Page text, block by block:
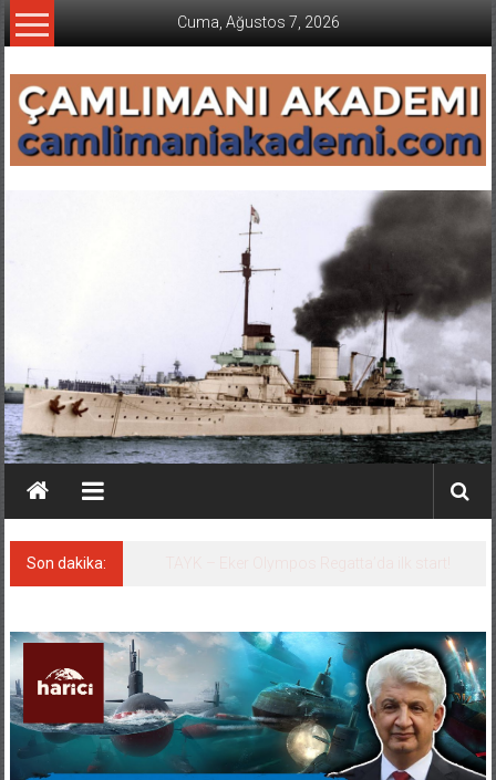
İçeriğe
geç
Cuma, Ağustos 7, 2026
Son dakika: